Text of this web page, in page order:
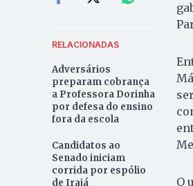
RELACIONADAS
Adversários
preparam cobrança
a Professora Dorinha
por defesa do ensino
fora da escola
Candidatos ao
Senado iniciam
corrida por espólio
de Irajá
O